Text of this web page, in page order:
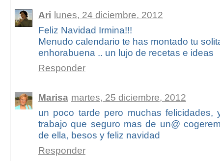
Ari lunes, 24 diciembre, 2012
Feliz Navidad Irmina!!!
Menudo calendario te has montado tu
enhorabuena .. un lujo de recetas e ideas
Responder
Marisa martes, 25 diciembre, 2012
un poco tarde pero muchas felicidades,
trabajo que seguro mas de un@
de ella, besos y feliz navidad
Responder